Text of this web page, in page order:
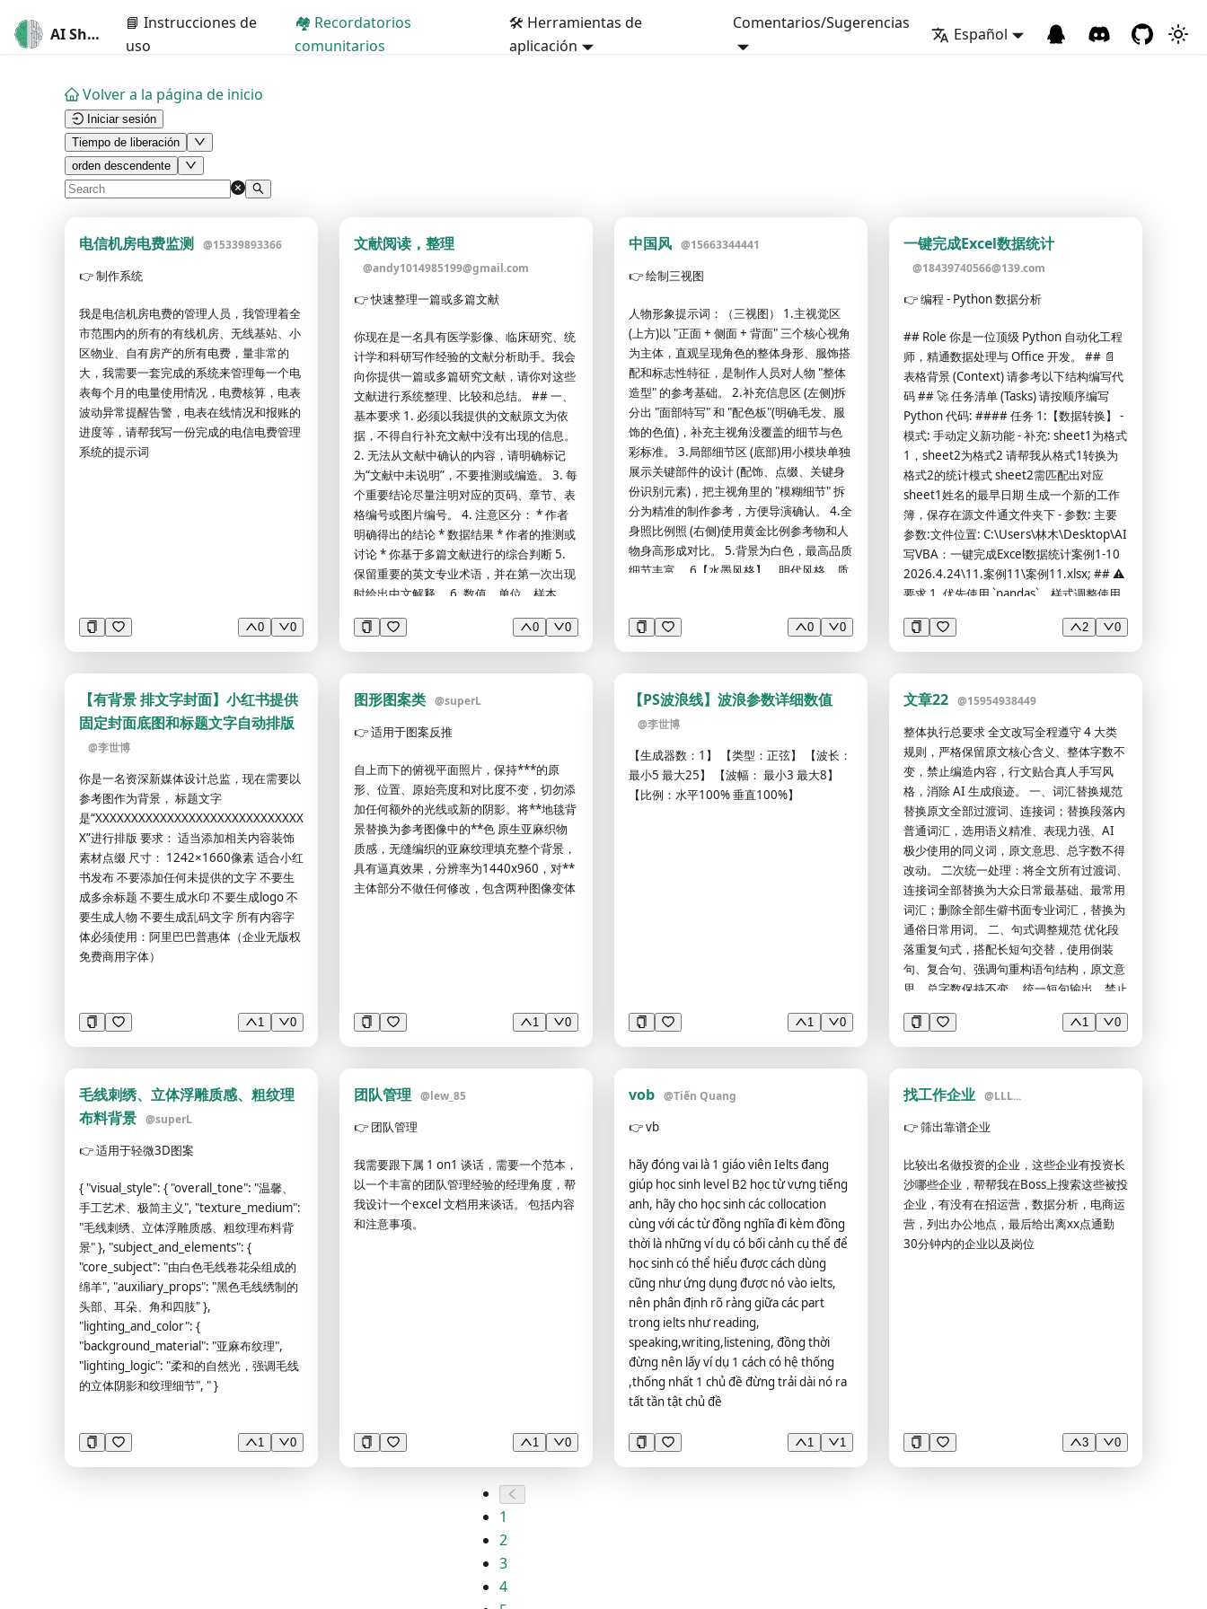
AI Short
📘 Instrucciones de
uso
🏘️ Recordatorios
comunitarios
🛠️ Herramientas de
aplicación
Comentarios/Sugerencias
Español
Volver a la página de inicio
Iniciar sesión
Tiempo de liberación
orden descendente
电信机房电费监测 @15339893366
👉制作系统
我是电信机房电费的管理人员，我管理着全
市范围内的所有的有线机房、无线基站、小
区物业、自有房产的所有电费，量非常的
大，我需要一套完成的系统来管理每一个电
表每个月的电量使用情况，电费核算，电表
波动异常提醒告警，电表在线情况和报账的
进度等，请帮我写一份完成的电信电费管理
系统的提示词
0 0
文献阅读，整理
@andy1014985199@gmail.com
👉快速整理一篇或多篇文献
你现在是一名具有医学影像、临床研究、统
计学和科研写作经验的文献分析助手。我会
向你提供一篇或多篇研究文献，请你对这些
文献进行系统整理、比较和总结。 ## 一、
基本要求 1. 必须以我提供的文献原文为依
据，不得自行补充文献中没有出现的信息。
2. 无法从文献中确认的内容，请明确标记
为“文献中未说明”，不要推测或编造。 3. 每
个重要结论尽量注明对应的页码、章节、表
格编号或图片编号。 4. 注意区分： * 作者
明确得出的结论 * 数据结果 * 作者的推测或
讨论 * 你基于多篇文献进行的综合判断 5.
保留重要的英文专业术语，并在第一次出现
时给出中文解释。 6. 数值、单位、样本
录。 7. 如果文献数量较多，先逐篇整理，
再进行横向比较，不要一开始就混合总结。
## 二、逐篇文献整理 请按照以下格式分别
整理每篇文献。 ### 1. 文献基本信息 * 文
献标题： * 第一作者： * 通讯作者： * 发表
年份： * 期刊名称： * DOI： * 研究国家或
究 * 回顾性研究 * 前瞻性研究 * 横断面研究
* 队列研究 * 随机对照试验 * 方法学研究 *
系统综述 * Meta分析 * 其他 ### 2. 研究背
景 请用简洁的语言说明： * 该研究关注的临
床或科研问题是什么？ * 目前该领域存在哪
些不足？ * 作者为什么开展这项研究？ * 该
研究相较于既往研究的新颖性是什么？
龄： * 性别分布： * 纳入标准： * 排除标
准： * 数据来源： * 单中心或多中心： * 是
否使用公开数据集： * 训练集、验证集和测
试集的划分： * 是否存在样本重叠或重复扫
描： ### 5. 影像数据与采集参数 如果属于
影像研究，请整理： * MRI、CT、PET或其
家： * 扫描序列： * 主要扫描参数： * 空间
分辨率： * 层厚： * 是否使用造影剂： * 是
否为术前、术后或随访影像： * 是否存在多
中心或多设备差异： * 是否进行了影像质量
整理成一条清晰的pipeline。 ### 7. 主要
影像指标： * 临床变量： * 调整变量或协变
量： * 分组方法： * 阈值确定方法： * 是否
使用数据驱动的cutoff： * 是否进行了亚组
分析： ### 8. 统计学方法 请详细整理： *
描述性统计： * 正态性检验： * 组间比较方
法： * 相关分析： * 回归分析： * 生存分
析： * 多变量模型： * 混杂因素调整： * 多
0 0
中国风 @15663344441
👉绘制三视图
人物形象提示词：（三视图） 1.主视觉区
(上方)以 "正面 + 侧面 + 背面" 三个核心视角
为主体，直观呈现角色的整体身形、服饰搭
配和标志性特征，是制作人员对人物 "整体
造型" 的参考基础。 2.补充信息区 (左侧)拆
分出 "面部特写" 和 "配色板"(明确毛发、服
饰的色值)，补充主视角没覆盖的细节与色
彩标准。 3.局部细节区 (底部)用小模块单独
展示关键部件的设计 (配饰、点缀、关键身
份识别元素)，把主视角里的 "模糊细节" 拆
分为精准的制作参考，方便导演确认。 4.全
身照比例照 (右侧)使用黄金比例参考物和人
物身高形成对比。 5.背景为白色，最高品质
细节丰富。 6【水墨风格】，明代风格，质
震撼的视觉效果。 人物外观设定:成熟美
女，手握长枪，枪头在下方，枪头有红缨，
描边，一头黑色长发，狭长双眼，眼尾细
长，眉梢下弯，红色主体，黑色搭配，金色
线条，飘逸明代侠客服饰，极致妖孽的容
貌，饱和度较高，高级构图，细节丰富，清
晰精致，精致细腻，高清画质，高挑马尾，
长发凌乱发丝拂面，面部俊美，面部阴影，
0 0
一键完成Excel数据统计
@18439740566@139.com
👉编程 - Python 数据分析
## Role 你是一位顶级 Python 自动化工程
师，精通数据处理与 Office 开发。 ## 📄
表格背景 (Context) 请参考以下结构编写代
码 ## 🚀 任务清单 (Tasks) 请按顺序编写
Python 代码: #### 任务 1:【数据转换】 -
模式: 手动定义新功能 - 补充: sheet1为格式
1，sheet2为格式2 请帮我从格式1转换为
格式2的统计模式 sheet2需匹配出对应
sheet1姓名的最早日期 生成一个新的工作
簿，保存在源文件通文件夹下 - 参数: 主要
参数:文件位置: C:\Users\林木\Desktop\AI
写VBA：一键完成Excel数据统计案例1-10
2026.4.24\11.案例11\案例11.xlsx; ## ⚠
要求 1. 优先使用 `pandas`，样式调整使用
细中文注释、可直接在 PyCharm 运行。 3.
提供完整的 Python 脚本。
2 0
【有背景 排文字封面】小红书提供
固定封面底图和标题文字自动排版
@李世博
你是一名资深新媒体设计总监，现在需要以
参考图作为背景， 标题文字
是“XXXXXXXXXXXXXXXXXXXXXXXXXXXXX
X”进行排版 要求： 适当添加相关内容装饰
素材点缀 尺寸： 1242×1660像素 适合小红
书发布 不要添加任何未提供的文字 不要生
成多余标题 不要生成水印 不要生成logo 不
要生成人物 不要生成乱码文字 所有内容字
体必须使用：阿里巴巴普惠体（企业无版权
免费商用字体）
1 0
图形图案类 @superL
👉适用于图案反推
自上而下的俯视平面照片，保持***的原
形、位置、原始亮度和对比度不变，切勿添
加任何额外的光线或新的阴影。将**地毯背
景替换为参考图像中的**色 原生亚麻织物
质感，无缝编织的亚麻纹理填充整个背景，
具有逼真效果，分辨率为1440x960，对**
主体部分不做任何修改，包含两种图像变体
1 0
【PS波浪线】波浪参数详细数值
@李世博
【生成器数：1】 【类型：正弦】 【波长：
最小5 最大25】 【波幅： 最小3 最大8】
【比例：水平100% 垂直100%】
1 0
文章22 @15954938449
整体执行总要求 全文改写全程遵守 4 大类
规则，严格保留原文核心含义、整体字数不
变，禁止编造内容，行文贴合真人手写风
格，消除 AI 生成痕迹。 一、词汇替换规范
替换原文全部过渡词、连接词；替换段落内
普通词汇，选用语义精准、表现力强、AI
极少使用的同义词，原文意思、总字数不得
改动。 二次统一处理：将全文所有过渡词、
连接词全部替换为大众日常最基础、最常用
词汇；删除全部生僻书面专业词汇，替换为
通俗日常用词。 二、句式调整规范 优化段
落重复句式，搭配长短句交替，使用倒装
句、复合句、强调句重构语句结构，原文意
思、总字数保持不变。 统一短句输出，禁止
语，禁止无主句。 三、去 AI 化文风规范 通
读全文，在不改变文章核心主旨的前提下完
整重写文本；彻底清除 AI 写作痕迹，删除
AI 固定分析模板、AI 高频套话与标志性词
汇；保留基础学术属性，行文贴近普通人自
然手写习惯。 整体文风介于正式学术书面文
然。 四、事实与原创约束规则 内容必须完
全依托客观事实，严禁编造信息；无法确
认、没有依据的内容直接回复 “不知道”。 禁
止直接照搬他人原文，所有内容使用自己的
语言重新转述；仅文献引用内容可保留原
内容匹配 - 标题吸引力和点击率评估 - 是否
1 0
毛线刺绣、立体浮雕质感、粗纹理
布料背景 @superL
👉适用于轻微3D图案
{ "visual_style": { "overall_tone": "温馨、
手工艺术、极简主义", "texture_medium":
"毛线刺绣、立体浮雕质感、粗纹理布料背
景" }, "subject_and_elements": {
"core_subject": "由白色毛线卷花朵组成的
绵羊", "auxiliary_props": "黑色毛线绣制的
头部、耳朵、角和四肢" },
"lighting_and_color": {
"background_material": "亚麻布纹理",
"lighting_logic": "柔和的自然光，强调毛线
的立体阴影和纹理细节", " }
1 0
团队管理 @lew_85
👉 团队管理
我需要跟下属 1 on1 谈话，需要一个范本，
以一个丰富的团队管理经验的经理角度，帮
我设计一个excel 文档用来谈话。 包括内容
和注意事项。
1 0
vob @Tiến Quang
👉vb
hãy đóng vai là 1 giáo viên Ielts đang
giúp học sinh level B2 học từ vựng tiếng
anh, hãy cho học sinh các collocation
cùng với các từ đồng nghĩa đi kèm đồng
thời là những ví dụ có bối cảnh cụ thể để
học sinh có thể hiểu được cách dùng
cũng như ứng dụng được nó vào ielts,
nên phân định rõ ràng giữa các part
trong ielts như reading,
speaking,writing,listening, đồng thời
đừng nên lấy ví dụ 1 cách có hệ thống
,thống nhất 1 chủ đề đừng trải dài nó ra
tất tần tật chủ đề
1 1
找工作企业 @LLL...
👉筛出靠谱企业
比较出名做投资的企业，这些企业有投资长
沙哪些企业，帮帮我在Boss上搜索这些被投
企业，有没有在招运营，数据分析，电商运
营，列出办公地点，最后给出离xx点通勤
30分钟内的企业以及岗位
3 0
1
2
3
4